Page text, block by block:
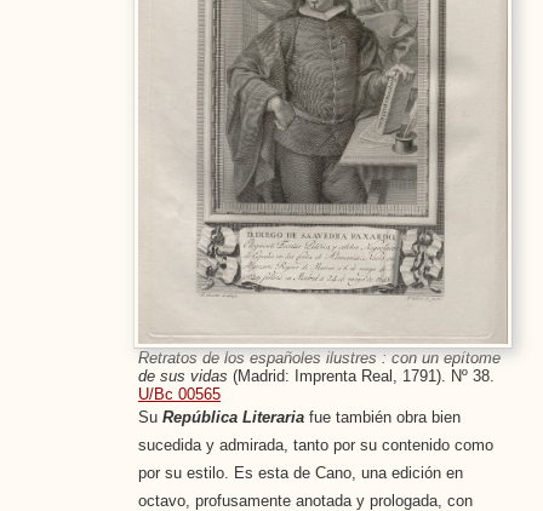
Retratos de los españoles ilustres : con un epítome
de sus vidas (Madrid: Imprenta Real, 1791). Nº 38.
U/Bc 00565
Su República Literaria fue también obra bien
sucedida y admirada, tanto por su contenido como
por su estilo. Es esta de Cano, una edición en
octavo, profusamente anotada y prologada, con